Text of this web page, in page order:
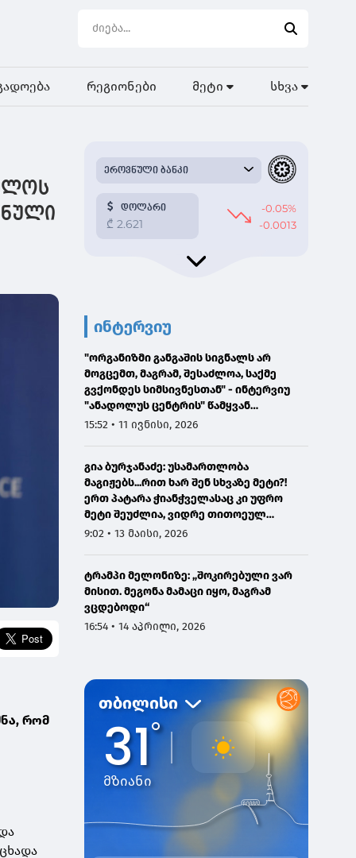
რეგიონები მეტი სხვა
რომ
ინტერვიუ
"ორგანიზმი განგაშის სიგნალს არ
მოგცემთ, მაგრამ, შესაძლოა, საქმე
გვქონდეს სიმსივნესთან" - ინტერვიუ
"ანადოლუს ცენტრის" წამყვან
ონკოლოგთან
15:52 • 11 ივნისი, 2026
გია ბურჯანაძე: უსამართლობა
მაგიჟებს...რით ხარ შენ სხვაზე მეტი?!
ერთ პატარა ჭიანჭველასაც კი უფრო
მეტი შეუძლია, ვიდრე თითოეულ
ჩვენგანს...
9:02 • 13 მაისი, 2026
ტრამპი მელონიზე: „შოკირებული ვარ
მისით. მეგონა მამაცი იყო, მაგრამ
ვცდებოდი“
16:54 • 14 აპრილი, 2026